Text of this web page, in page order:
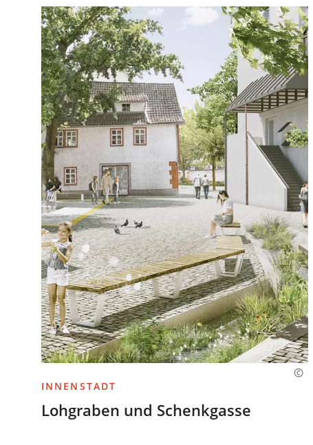
INNENSTADT
Lohgraben und Schenkgasse